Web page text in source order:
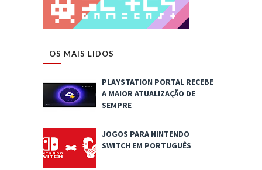
OS MAIS LIDOS
PLAYSTATION PORTAL RECEBE
A MAIOR ATUALIZAÇÃO DE
SEMPRE
JOGOS PARA NINTENDO
SWITCH EM PORTUGUÊS